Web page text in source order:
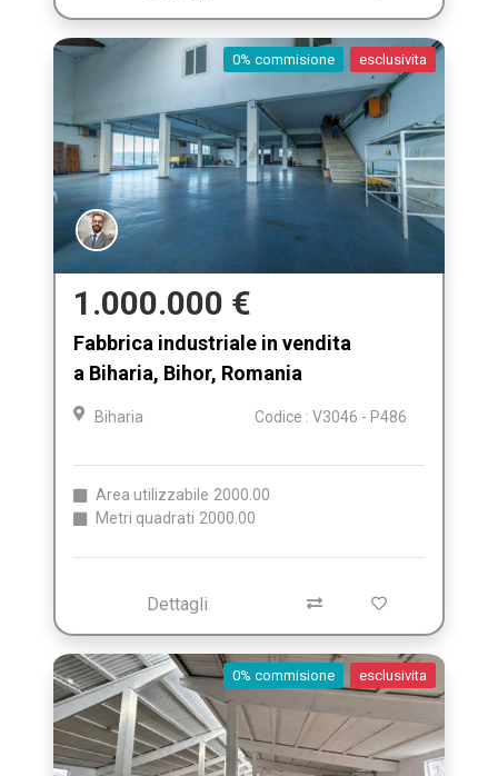
0% commisione esclusivita
1.000.000 €
Fabbrica industriale in vendita
a Biharia, Bihor, Romania
Biharia Codice : V3046 - P486
Area utilizzabile 2000.00
Metri quadrati 2000.00
Dettagli
0% commisione esclusivita